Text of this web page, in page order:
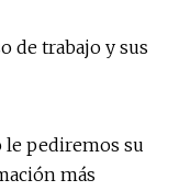
de trabajo y sus
le pediremos su
más